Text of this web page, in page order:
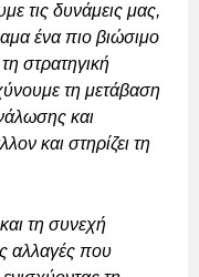
τις δυνάμεις μας,
ένα πιο βιώσιμο
στρατηγική
τη μετάβαση
και
και στηρίζει τη
τη συνεχή
αλλαγές που